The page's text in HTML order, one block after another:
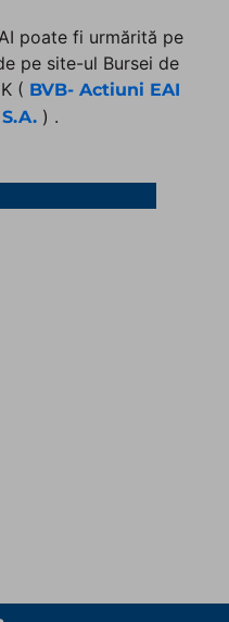
poate fi urmărită pe
pe site-ul Bursei de
( BVB- Actiuni EAI
) .